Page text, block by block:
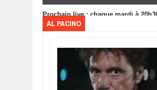
Prochain live : chaque mardi à
AL PACINO